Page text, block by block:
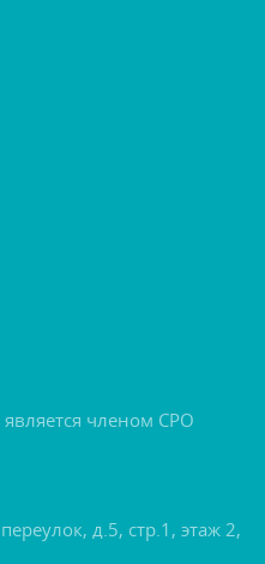
членом СРО
д.5, стр.1, этаж 2,